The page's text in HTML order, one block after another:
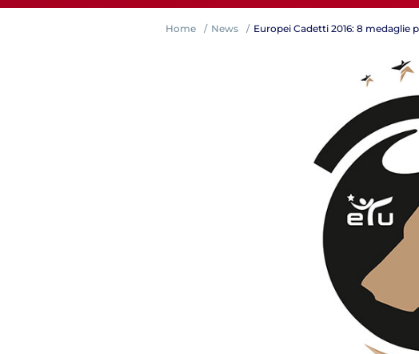
Competizioni
Formazione
Home News Europei Cadetti 2016: 8 medaglie